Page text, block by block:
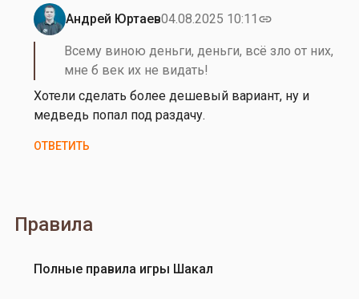
е
п
л
у
й
.
л
Андрей Юртаев04.08.2025 10:11 link
Ответ
ч
е
м
е
и
Всему виною деньги, деньги, всё зло от них,
мне б век их не видать!
Хотели сделать более дешевый вариант, ну и
медведь попал под раздачу.
ОТВЕТИТЬ
Правила
Полные правила игры Шакал